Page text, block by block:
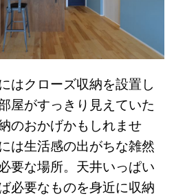
はクローズ収納を設置し
屋がすっきり見えていた
のおかげかもしれませ
は生活感の出がちな雑然
要な場所。天井いっぱい
必要なものを身近に収納